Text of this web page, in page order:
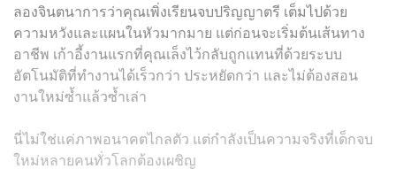
ลองจินตนาการว่าคุณเพิ่งเรียนจบปริญญาตรี เต็มไปด้วย
ความหวังและแผนในหัวมากมาย แต่ก่อนจะเริ่มต้นเส้นทาง
อาชีพ เก้าอี้งานแรกที่คุณเล็งไว้กลับถูกแทนที่ด้วยระบบ
อัตโนมัติที่ทำงานได้เร็วกว่า ประหยัดกว่า และไม่ต้องสอน
งานใหม่ซ้ำแล้วซ้ำเล่า
นี่ไม่ใช่แค่ภาพอนาคตไกลตัว แต่กำลังเป็นความจริงที่เด็กจบ
ใหม่หลายคนทั่วโลกต้องเผชิญ